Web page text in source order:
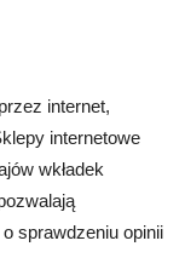
internet,
internetowe
wkładek
sprawdzeniu opinii